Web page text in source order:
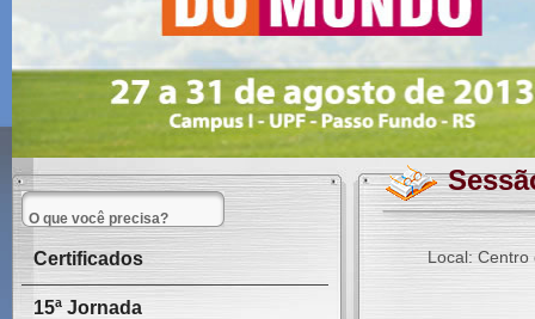
Certificados
15ª Jornada
Local: Centro